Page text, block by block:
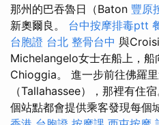
那州的巴吞魯日（Baton 豐原
新奧爾良。 台中按摩排毒ptt
台胞證 台北 整骨台中 與
Michelangelo女士在船上，
Chioggia。 進一步前往佛羅
（Tallahassee），那裡有住宿
個站點都會提供乘客發現每個